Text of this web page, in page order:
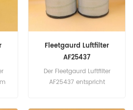
Fleetgaurd Luftfilter
AF25437
Der Fleetgaurd Luftfilter
AF25437 entspricht